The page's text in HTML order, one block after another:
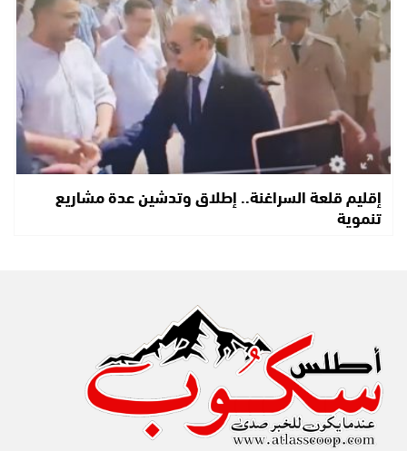
إقليم قلعة السراغنة.. إطلاق وتدشين عدة مشاريع
تنموية